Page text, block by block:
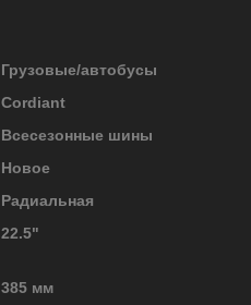
Грузовые/автобусы
Cordiant
Всесезонные шины
Новое
Радиальная
22.5"
385 мм